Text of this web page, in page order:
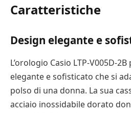
Caratteristiche
Design elegante e
L’orologio Casio LTP-V005D-
elegante e sofisticato che si
polso di una donna. La sua
acciaio inossidabile dorato